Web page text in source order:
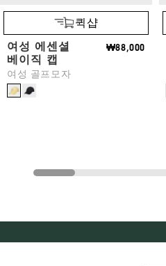
퀵샵
여성 에센셜
베이직 캡
여성 골프모자
₩88,000